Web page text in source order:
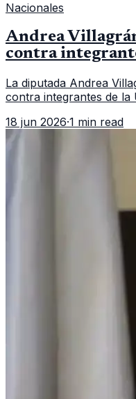
Nacionales
Andrea
contra
La diputada Andrea
contra integrantes de la
18 jun 2026·1 min read